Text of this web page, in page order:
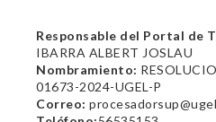
Responsable del Portal de
IBARRA ALBERT JOSLAU
Nombramiento:
01673-2024-UGEL-P
Correo: